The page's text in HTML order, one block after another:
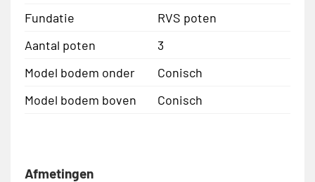
Fundatie
RVS poten
Aantal poten
3
Model bodem onder
Conisch
Model bodem boven
Conisch
Afmetingen